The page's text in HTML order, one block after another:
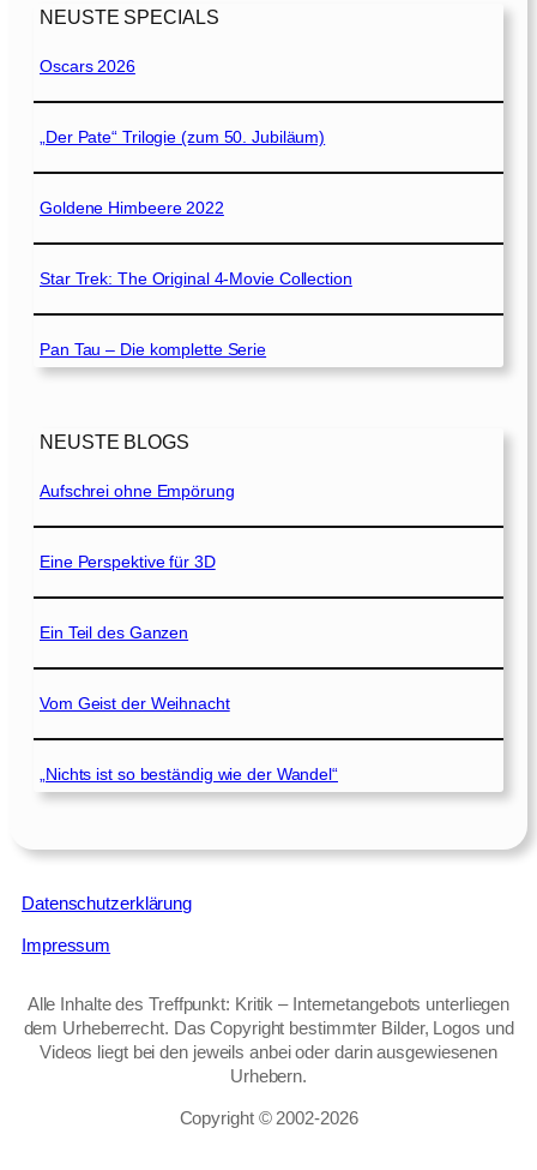
NEUSTE SPECIALS
Oscars 2026
„Der Pate“ Trilogie (zum 50. Jubiläum)
Goldene Himbeere 2022
Star Trek: The Original 4-Movie Collection
Pan Tau – Die komplette Serie
NEUSTE BLOGS
Aufschrei ohne Empörung
Eine Perspektive für 3D
Ein Teil des Ganzen
Vom Geist der Weihnacht
„Nichts ist so beständig wie der Wandel“
Datenschutzerklärung
Impressum
Alle Inhalte des Treffpunkt: Kritik – Internetangebots unterliegen
dem Urheberrecht. Das Copyright bestimmter Bilder, Logos und
Videos liegt bei den jeweils anbei oder darin ausgewiesenen
Urhebern.
Copyright © 2002‑2026